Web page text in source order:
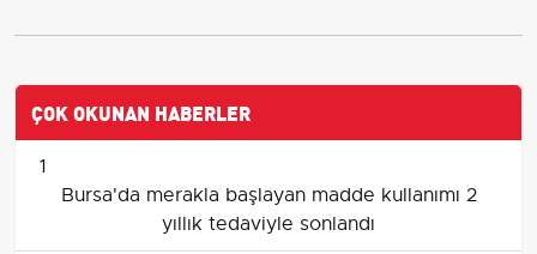
ÇOK OKUNAN HABERLER
1
Bursa'da merakla başlayan madde kullanımı 2
yıllık tedaviyle sonlandı